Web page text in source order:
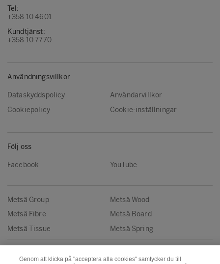
Tel:
+358 10 4601
Kundtjänst:
+358 10 7770
Användningsvillkor
Dataskyddspolicy
Användarvillkor
Cookiepolicy
Cookie-inställningar
Följ oss
Facebook YouTube
Metsä Group
Metsä Wood
Metsä Fibre
Metsä Board
Metsä Tissue
Metsä Spring
Genom att klicka på "acceptera alla cookies" samtycker du till